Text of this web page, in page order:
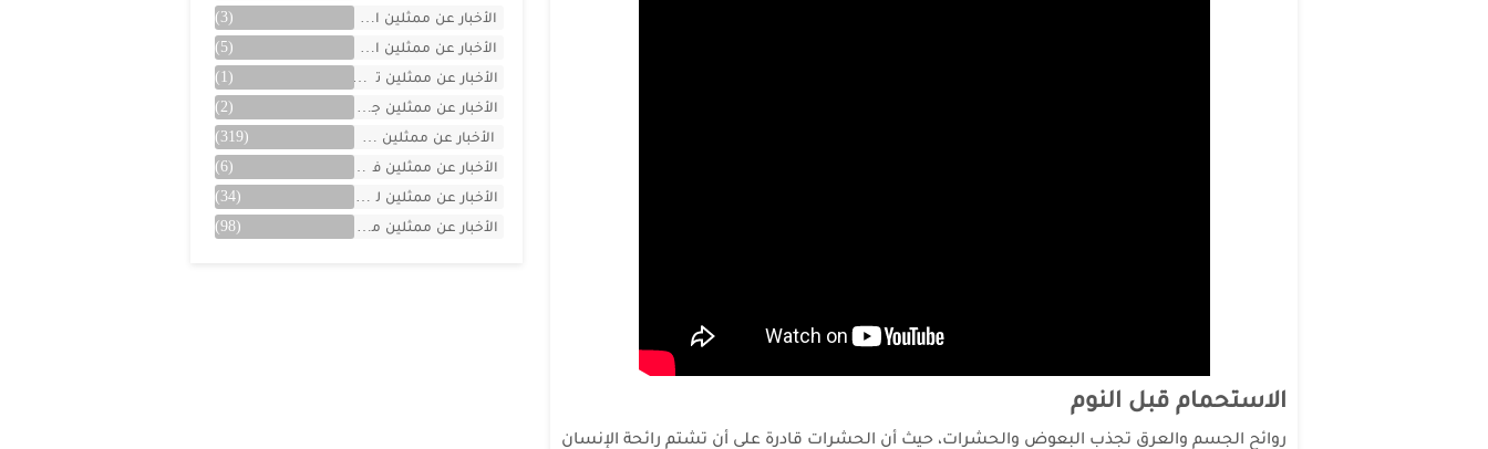
الاستحمام قبل النوم
روائح الجسم والعرق تجذب البعوض والحشرات، حيث أن الحشرات قادرة على أن تشتم رائحة الإنسان
الأخبار عن ممثلين الأردن
(3)
الأخبار عن ممثلين المغرب
(5)
الأخبار عن ممثلين تونس
(1)
الأخبار عن ممثلين جزائريين
(2)
الأخبار عن ممثلين سوريين
(319)
الأخبار عن ممثلين فلسطينين
(6)
الأخبار عن ممثلين لبنان
(34)
الأخبار عن ممثلين مصريين
(98)